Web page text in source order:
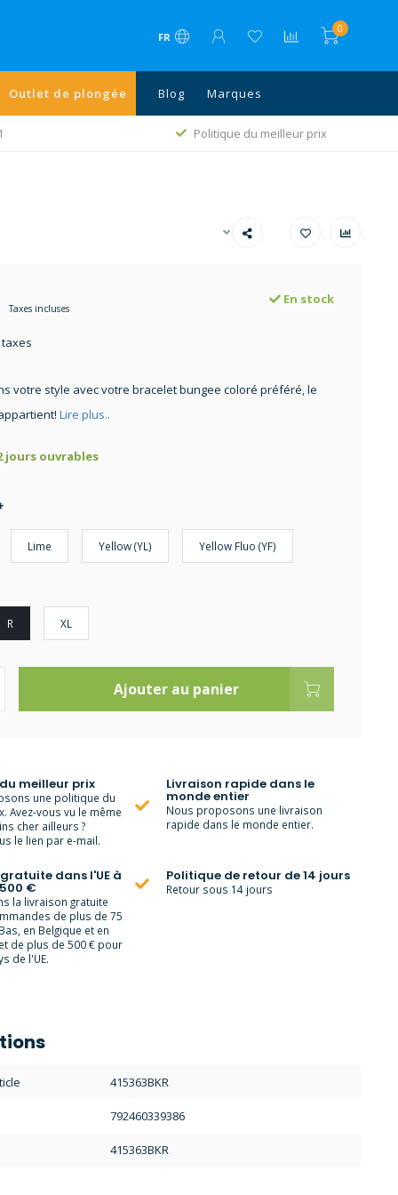
FR
0
Outlet de plongée Blog Marques
Politique du meilleur prix
Taxes incluses
taxes
En stock
votre style avec votre bracelet bungee coloré préféré, le
Lire plus..
jours ouvrables
Lime Yellow (YL) Yellow Fluo (YF)
R XL
Ajouter au panier
meilleur prix
une politique du
Avez-vous vu le même
cher ailleurs ?
le lien par e-mail.
Livraison rapide dans le
monde entier
Nous proposons une livraison
rapide dans le monde entier.
dans l'UE à
€
la livraison gratuite
de plus de 75
en Belgique et en
de plus de 500 € pour
de l'UE.
Politique de retour de 14 jours
Retour sous 14 jours
415363BKR
792460339386
415363BKR